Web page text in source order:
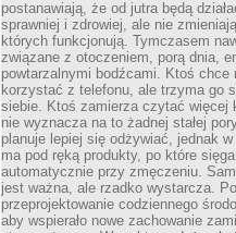
postanawiają, że od jutra będą
sprawniej i zdrowiej, ale nie
których funkcjonują. Tymczasem
związane z otoczeniem, porą dnia,
powtarzalnymi bodźcami. Ktoś chce
korzystać z telefonu, ale trzyma go
siebie. Ktoś zamierza czytać więcej
nie wyznacza na to żadnej stałej
planuje lepiej się odżywiać, jednak
ma pod ręką produkty, po które sięga
automatycznie przy zmęczeniu.
jest ważna, ale rzadko wystarcza.
przeprojektowanie codziennego
aby wspierało nowe zachowanie